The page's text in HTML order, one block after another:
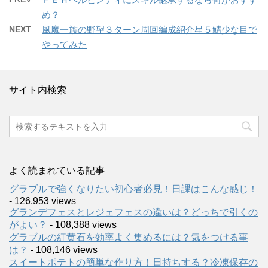
め？
NEXT
風魔一族の野望３ターン周回編成紹介星５鯖少な目で
やってみた
サイト内検索
よく読まれている記事
グラブルで強くなりたい初心者必見！日課はこんな感じ！
- 126,953 views
グランデフェスとレジェフェスの違いは？どっちで引くの
がよい？ - 108,388 views
グラブルの紅黄石を効率よく集めるには？気をつける事
は？ - 108,146 views
スイートポテトの簡単な作り方！日持ちする？冷凍保存の